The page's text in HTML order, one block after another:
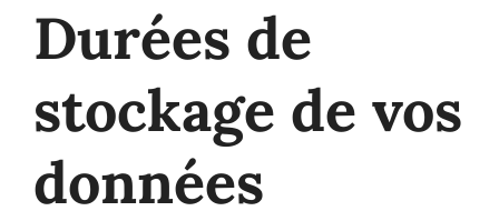
Durées de
stockage de vos
données